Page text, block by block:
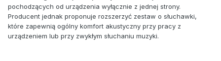
pochodzących od urządzenia wyłącznie z jednej strony.
Producent jednak proponuje rozszerzyć zestaw o słuchawki,
które zapewnią ogólny komfort akustyczny przy pracy z
urządzeniem lub przy zwykłym słuchaniu muzyki.